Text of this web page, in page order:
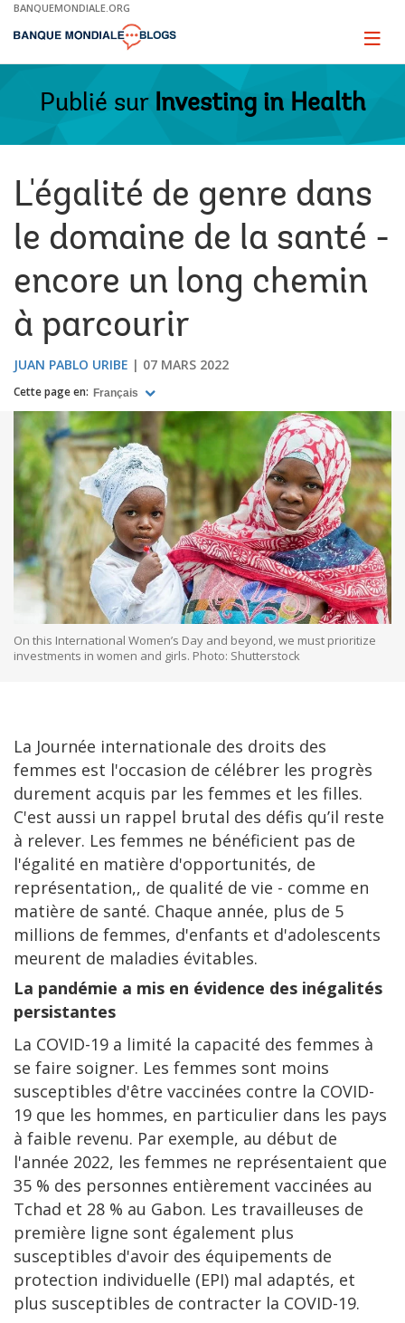
Skip
Main
BANQUEMONDIALE.ORG
Page
Publié sur Investing in Health
L'égalité de genre dans
le domaine de la santé -
encore un long chemin
à parcourir
JUAN PABLO URIBE 07 MARS 2022
Cette page en: Français
On this International Women’s Day and beyond, we must prioritize
investments in women and girls. Photo: Shutterstock
La Journée internationale des droits des
femmes est l'occasion de célébrer les progrès
durement acquis par les femmes et les filles.
C'est aussi un rappel brutal des défis qu’il reste
à relever. Les femmes ne bénéficient pas de
l'égalité en matière d'opportunités, de
représentation,, de qualité de vie - comme en
matière de santé. Chaque année, plus de 5
millions de femmes, d'enfants et d'adolescents
meurent de maladies évitables.
La pandémie a mis en évidence des inégalités
persistantes
La COVID-19 a limité la capacité des femmes à
se faire soigner. Les femmes sont moins
susceptibles d'être vaccinées contre la COVID-
19 que les hommes, en particulier dans les pays
à faible revenu. Par exemple, au début de
l'année 2022, les femmes ne représentaient que
35 % des personnes entièrement vaccinées au
Tchad et 28 % au Gabon. Les travailleuses de
première ligne sont également plus
susceptibles d'avoir des équipements de
protection individuelle (EPI) mal adaptés, et
plus susceptibles de contracter la COVID-19.